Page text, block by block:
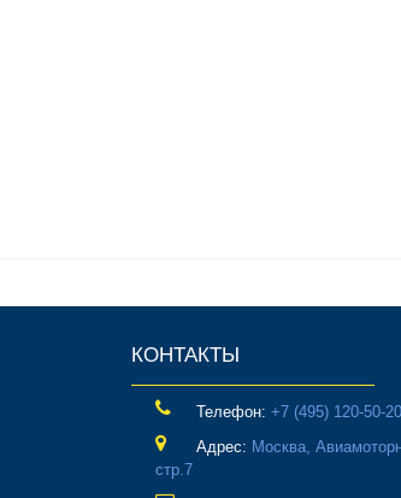
КОНТАКТЫ
Телефон: ‎+7 (495) 120-50-20
Адрес: Москва,
стр.7